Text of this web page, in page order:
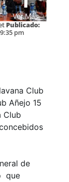
Ver Más
Publicado:
pm
Club
Añejo 15
Club
de
que